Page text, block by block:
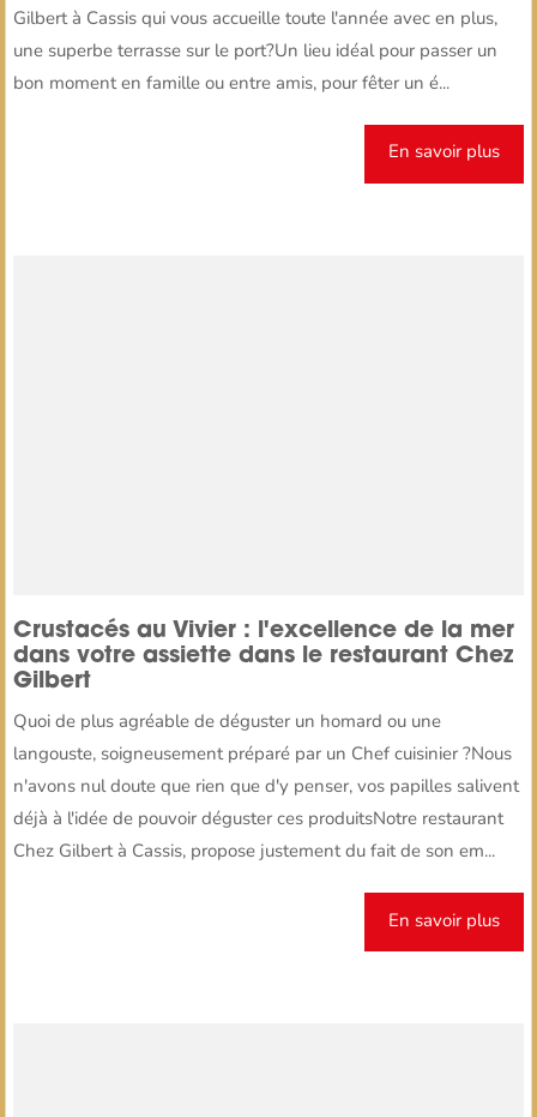
Gilbert à Cassis qui vous accueille toute l'année avec en plus,
une superbe terrasse sur le port?Un lieu idéal pour passer un
bon moment en famille ou entre amis, pour fêter un é...
En savoir plus
Crustacés au Vivier : l'excellence de la mer
dans votre assiette dans le restaurant Chez
Gilbert
Quoi de plus agréable de déguster un homard ou une
langouste, soigneusement préparé par un Chef cuisinier ?Nous
n'avons nul doute que rien que d'y penser, vos papilles salivent
déjà à l'idée de pouvoir déguster ces produitsNotre restaurant
Chez Gilbert à Cassis, propose justement du fait de son em...
En savoir plus